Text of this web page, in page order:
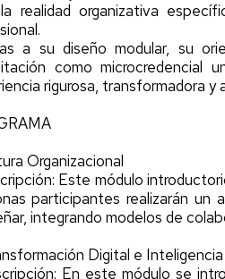
realidad organizativa
a su diseño modular, su
como microcredencial
rigurosa, transformadora
Organizacional
Este módulo
participantes realizarán
integrando modelos de
Digital e
En este módulo se